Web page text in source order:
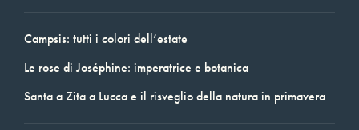
Campsis: tutti i colori dell’estate
Le rose di Joséphine: imperatrice e botanica
Santa a Zita a Lucca e il risveglio della natura in primavera